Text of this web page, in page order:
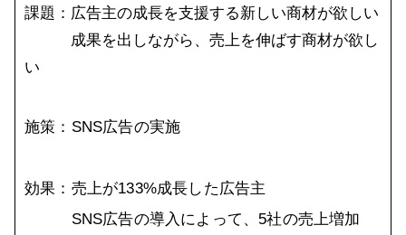
課題：広告主の成長を支援する新しい商材が欲しい
成果を出しながら、売上を伸ばす商材が欲し
い
施策：SNS広告の実施
効果：売上が133%成長した広告主
SNS広告の導入によって、5社の売上増加